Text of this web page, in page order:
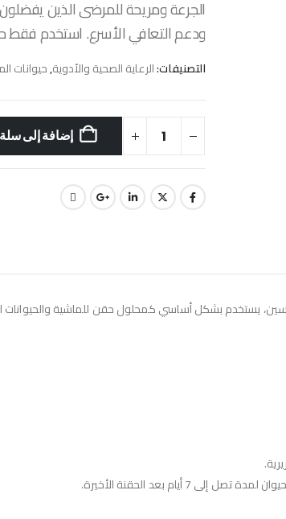
الجرعة ومريحة للمرضى الذين
ودعم التعافي الأسرع. استخدم
التصنيفات:الرعاية الصحية والأدوية,حيوانات
إضافة إلى
حيوي بيطري واسع المدى يحتوي على 10٪ أزيثرومايسين، يستخدم بشكل أساسي
بعد الحقنة الأخيرة.